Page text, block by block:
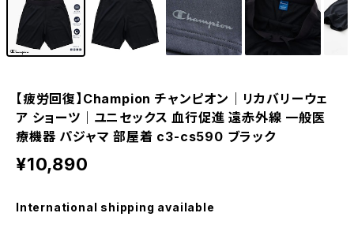
【疲労回復】Champion チャンピオン｜リカバリーウェ
ア ショーツ｜ユニセックス 血行促進 遠赤外線 一般医
療機器 パジャマ 部屋着 c3-cs590 ブラック
¥10,890
International shipping available